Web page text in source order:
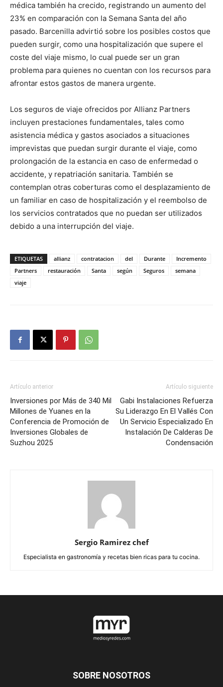
médica también ha crecido, registrando un aumento del
23% en comparación con la Semana Santa del año
pasado. Barcenilla advirtió sobre los posibles costos que
pueden surgir, como una hospitalización que supere el
coste del viaje mismo, lo cual puede ser un gran
problema para quienes no cuentan con los recursos para
afrontar estos gastos de manera urgente.
Los seguros de viaje ofrecidos por Allianz Partners
incluyen prestaciones fundamentales, tales como
asistencia médica y gastos asociados a situaciones
imprevistas que puedan surgir durante el viaje, como
prolongación de la estancia en caso de enfermedad o
accidente, y repatriación sanitaria. También se
contemplan otras coberturas como el desplazamiento de
un familiar en caso de hospitalización y el reembolso de
los servicios contratados que no puedan ser utilizados
debido a una interrupción del viaje.
ETIQUETAS allianz contratacion del Durante
Incremento
Partners
restauración Santa según Seguros
semana
viaje
Artículo anterior
Inversiones por Más de 340 Mil
Millones de Yuanes en la
Conferencia de Promoción de
Inversiones Globales de
Suzhou 2025
Artículo siguiente
Gabi Instalaciones Refuerza
Su Liderazgo En El Vallés Con
Un Servicio Especializado En
Instalación De Calderas De
Condensación
Sergio Ramirez chef
Especialista en gastronomía y recetas bien ricas para tu cocina.
SOBRE NOSOTROS